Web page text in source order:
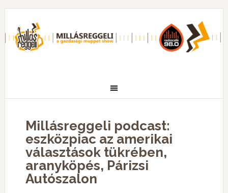
Millásreggeli podcast:
eszközpiac az amerikai
választások tükrében,
aranyköpés, Párizsi
Autószalon